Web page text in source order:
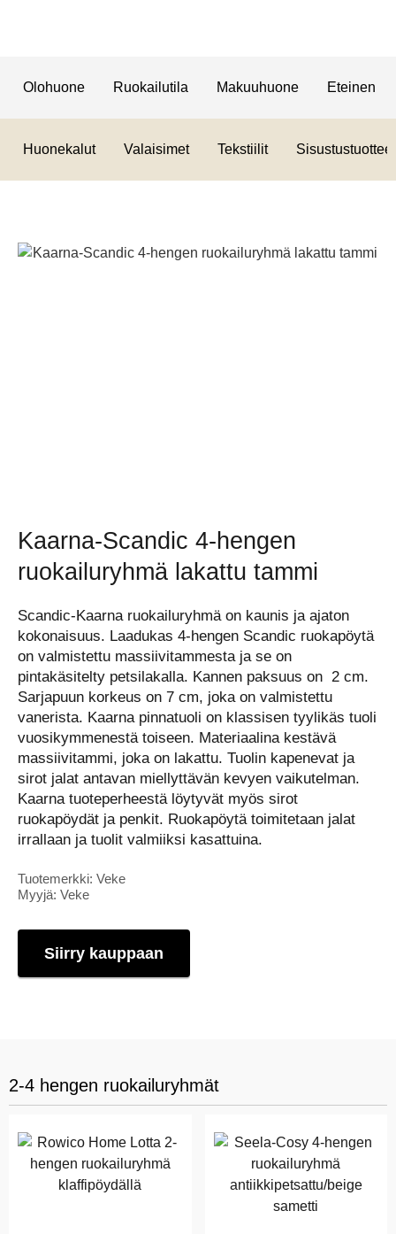
Olohuone Ruokailutila Makuuhuone Eteinen
Huonekalut Valaisimet Tekstiilit Sisustustuotteet
Kaarna-Scandic 4-hengen
ruokailuryhmä lakattu tammi
Scandic-Kaarna ruokailuryhmä on kaunis ja ajaton
kokonaisuus. Laadukas 4-hengen Scandic ruokapöytä
on valmistettu massiivitammesta ja se on
pintakäsitelty petsilakalla. Kannen paksuus on 2 cm.
Sarjapuun korkeus on 7 cm, joka on valmistettu
vanerista. Kaarna pinnatuoli on klassisen tyylikäs tuoli
vuosikymmenestä toiseen. Materiaalina kestävä
massiivitammi, joka on lakattu. Tuolin kapenevat ja
sirot jalat antavan miellyttävän kevyen vaikutelman.
Kaarna tuoteperheestä löytyvät myös sirot
ruokapöydät ja penkit. Ruokapöytä toimitetaan jalat
irrallaan ja tuolit valmiiksi kasattuina.
Tuotemerkki: Veke
Myyjä: Veke
Siirry kauppaan
2-4 hengen ruokailuryhmät